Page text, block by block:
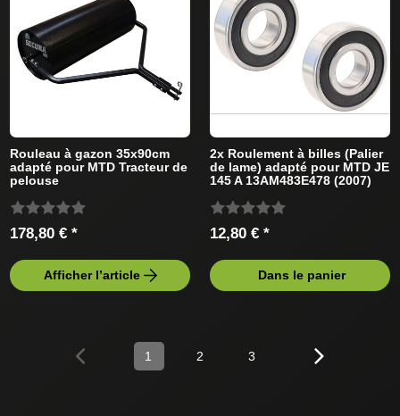
Rouleau à gazon 35x90cm
adapté pour MTD Tracteur de
pelouse
178,80 € *
Afficher l’article
2x Roulement à billes (Palier
de lame) adapté pour MTD JE
145 A 13AM483E478 (2007)
12,80 € *
Dans le panier
1 2 3